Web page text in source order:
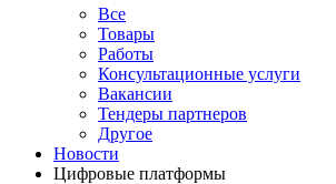
Все
Товары
Работы
Консультационные услуги
Вакансии
Тендеры партнеров
Другое
Новости
Цифровые платформы